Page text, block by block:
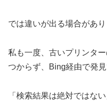
では違いが出る場合があり
私も一度、古いプリンタ
つからず、Bing経由で発
「検索結果は絶対ではない